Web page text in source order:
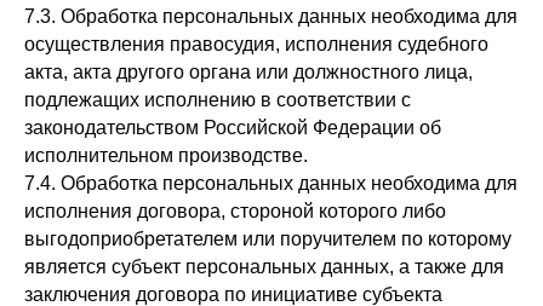
7.3. Обработка персональных данных необходима для
осуществления правосудия, исполнения судебного
акта, акта другого органа или должностного лица,
подлежащих исполнению в соответствии с
законодательством Российской Федерации об
исполнительном производстве.
7.4. Обработка персональных данных необходима для
исполнения договора, стороной которого либо
выгодоприобретателем или поручителем по которому
является субъект персональных данных, а также для
заключения договора по инициативе субъекта